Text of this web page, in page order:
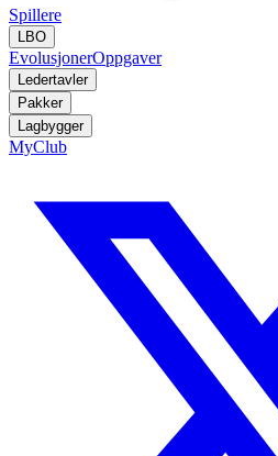
Spillere
LBO
EvolusjonerOppgaver
Ledertavler
Pakker
Lagbygger
MyClub